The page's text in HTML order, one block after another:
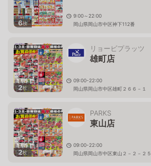
6枚
9:00～22:00
岡山県岡山市中区神下112番
2枚
リョービプラッツ
雄町店
09:00-22:00
岡山県岡山市中区雄町２６６－１
2枚
PARKS
東山店
09:00-22:00
岡山県岡山市中区東山２－２－２５